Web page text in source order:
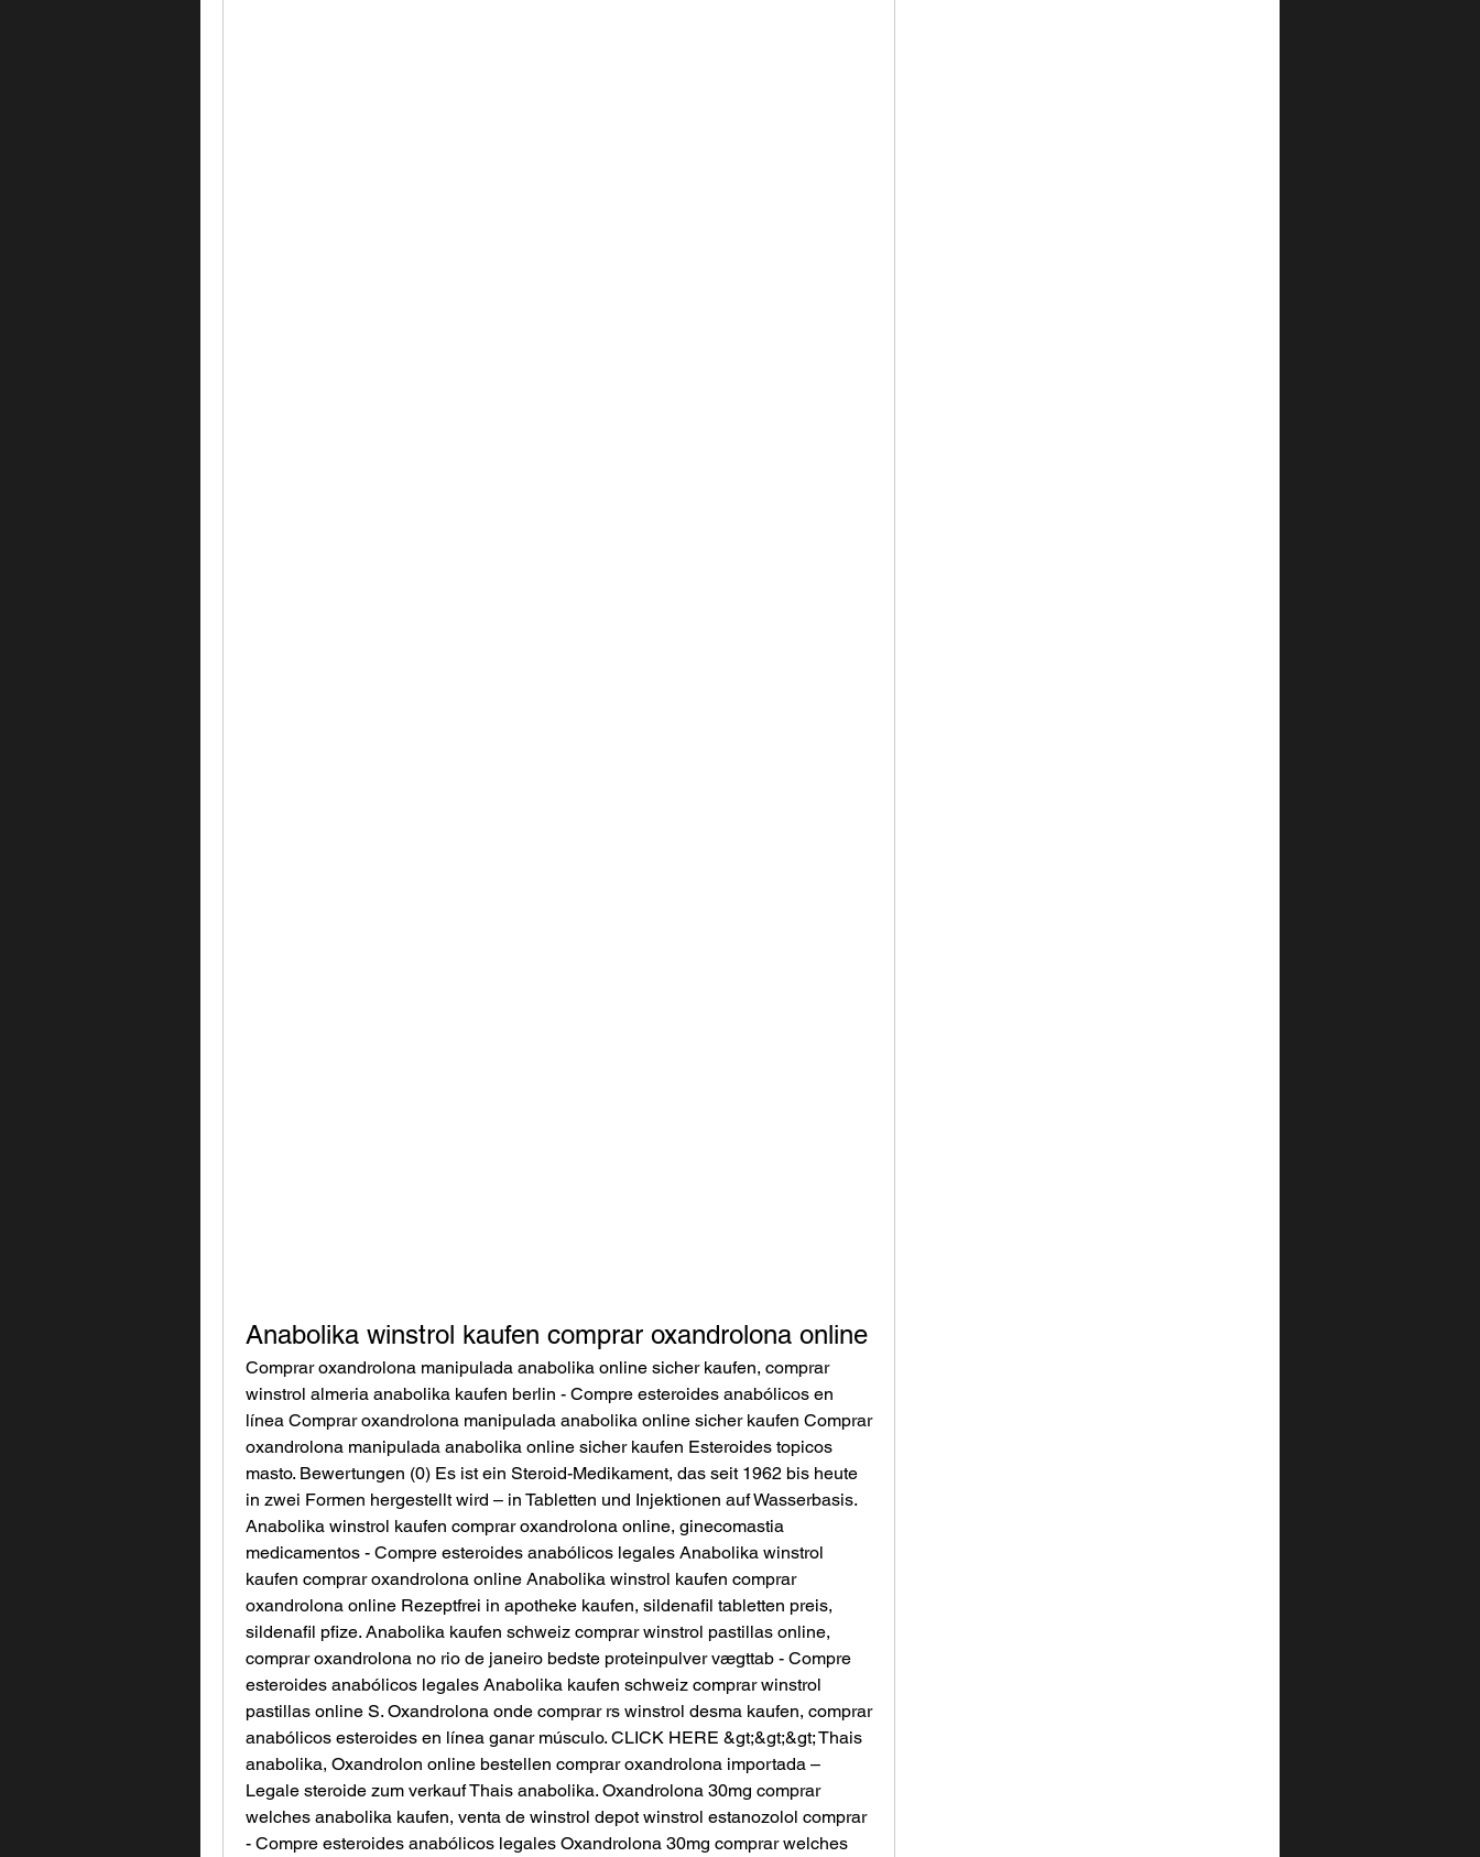
Anabolika winstrol kaufen comprar oxandrolona online
Comprar oxandrolona manipulada anabolika online sicher kaufen, comprar
winstrol almeria anabolika kaufen berlin - Compre esteroides anabólicos en
línea Comprar oxandrolona manipulada anabolika online sicher kaufen Comprar
oxandrolona manipulada anabolika online sicher kaufen Esteroides topicos
masto. Bewertungen (0) Es ist ein Steroid-Medikament, das seit 1962 bis heute
in zwei Formen hergestellt wird – in Tabletten und Injektionen auf Wasserbasis.
Anabolika winstrol kaufen comprar oxandrolona online, ginecomastia
medicamentos - Compre esteroides anabólicos legales Anabolika winstrol
kaufen comprar oxandrolona online Anabolika winstrol kaufen comprar
oxandrolona online Rezeptfrei in apotheke kaufen, sildenafil tabletten preis,
sildenafil pfize. Anabolika kaufen schweiz comprar winstrol pastillas online,
comprar oxandrolona no rio de janeiro bedste proteinpulver vægttab - Compre
esteroides anabólicos legales Anabolika kaufen schweiz comprar winstrol
pastillas online S. Oxandrolona onde comprar rs winstrol desma kaufen, comprar
anabólicos esteroides en línea ganar músculo. CLICK HERE &gt;&gt;&gt; Thais
anabolika, Oxandrolon online bestellen comprar oxandrolona importada –
Legale steroide zum verkauf Thais anabolika. Oxandrolona 30mg comprar
welches anabolika kaufen, venta de winstrol depot winstrol estanozolol comprar
- Compre esteroides anabólicos legales Oxandrolona 30mg comprar welches